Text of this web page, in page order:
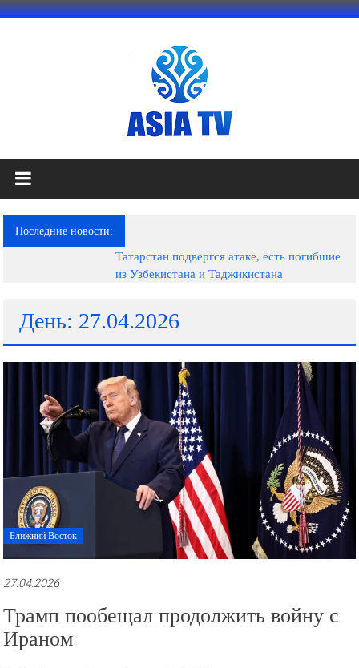
Перейти
АЗИЯ
ТВ
это
телеканал
фильмы,
музыкальные
презентации.
Последние новости:
Татарстан подвергся атаке, есть погибшие
из Узбекистана и Таджикистана
День: 27.04.2026
Ближний Восток
27.04.2026
Трамп пообещал продолжить войну с
Ираном